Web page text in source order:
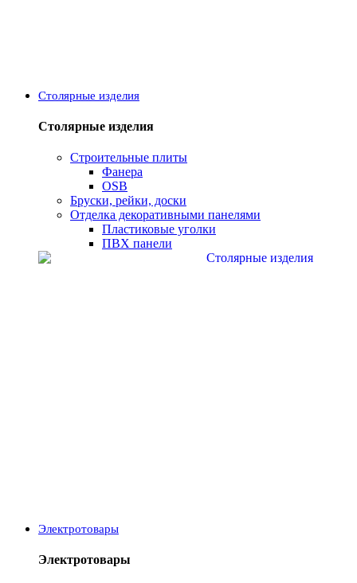
Столярные изделия
Столярные изделия
Строительные плиты
Фанера
OSB
Бруски, рейки, доски
Отделка декоративными панелями
Пластиковые уголки
ПВХ панели
Электротовары
Электротовары